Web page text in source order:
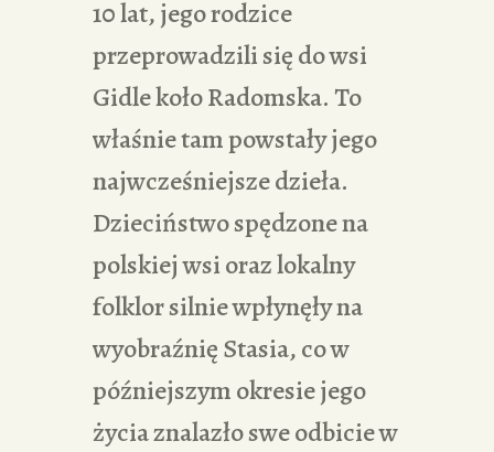
10 lat, jego rodzice
przeprowadzili się do wsi
Gidle koło Radomska. To
właśnie tam powstały jego
najwcześniejsze dzieła.
Dzieciństwo spędzone na
polskiej wsi oraz lokalny
folklor silnie wpłynęły na
wyobraźnię Stasia, co w
późniejszym okresie jego
życia znalazło swe odbicie w